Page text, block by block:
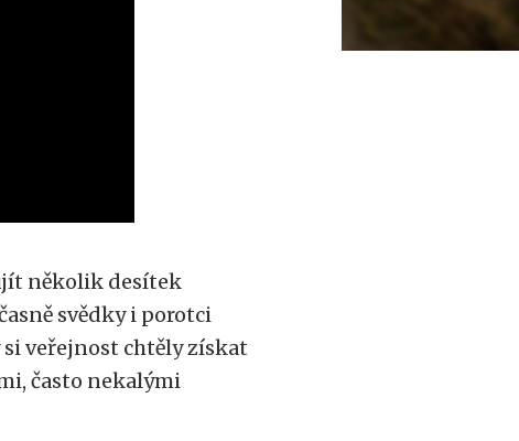
několik desítek
svědky i porotci
veřejnost chtěly získat
často nekalými